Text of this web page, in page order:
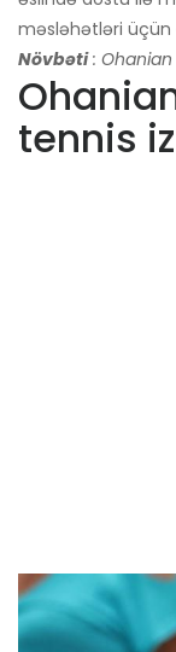
məsləhətləri üçün
Növbəti :
tennis